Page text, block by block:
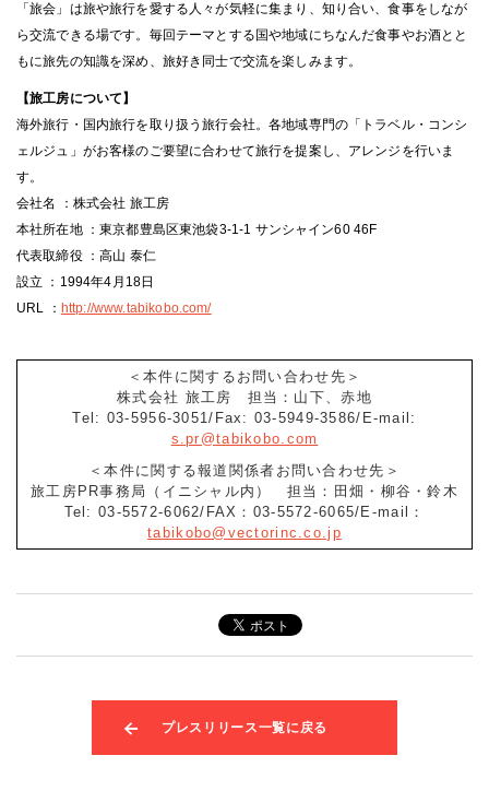
「旅会」は旅や旅行を愛する人々が気軽に集まり、知り合い、食事をしなが
ら交流できる場です。毎回テーマとする国や地域にちなんだ食事やお酒とと
もに旅先の知識を深め、旅好き同士で交流を楽しみます。
【旅工房について】
海外旅行・国内旅行を取り扱う旅行会社。各地域専門の「トラベル・コンシ
ェルジュ」がお客様のご要望に合わせて旅行を提案し、アレンジを行いま
す。
会社名 ：株式会社 旅工房
本社所在地 ：東京都豊島区東池袋3-1-1 サンシャイン60 46F
代表取締役 ：高山 泰仁
設立 ：1994年4月18日
URL ： http://www.tabikobo.com/
＜本件に関するお問い合わせ先＞
株式会社 旅工房 担当：山下、赤地
Tel: 03-5956-3051/Fax: 03-5949-3586/E-mail:
s.pr@tabikobo.com
＜本件に関する報道関係者お問い合わせ先＞
旅工房PR事務局（イニシャル内） 担当：田畑・柳谷・鈴木
Tel: 03-5572-6062/FAX：03-5572-6065/E-mail：
tabikobo@vectorinc.co.jp
プレスリリース一覧に戻る